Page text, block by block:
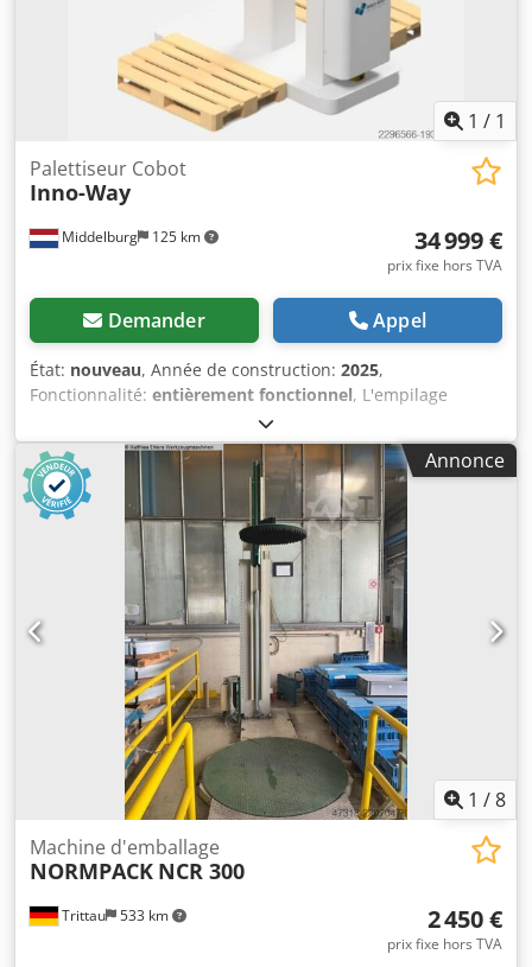
1 / 1
Middelburg 125 km
Palettiseur Cobot
Inno-Way
34 999 €
prix fixe hors TVA
Demander Appel
État: nouveau, Année de construction: 2025,
Fonctionnalité: entièrement fonctionnel, L'empilage
automatisé de cartons sur palette à l'aide d'un cobot
améliore l'efficacité et réduit le travail physique sur le lieu
de travail. Grâce au bras compact du cobot Fairino, cette
technologie est désormais accessible à presque toutes les
entreprises de production. Codpfjwqnb Dox Aitsrf Charge
utile puissante : Déplace des produits jusqu'à 18 kg
Empilage efficace : Convient aux positions à deux palettes
Haute portée : Empilage jusqu'à 2 mètres de hauteur
Annonce
1 /8
Trittau 533 km
Machine d'emballage
NORMPACK NCR 300
2 450 €
prix fixe hors TVA